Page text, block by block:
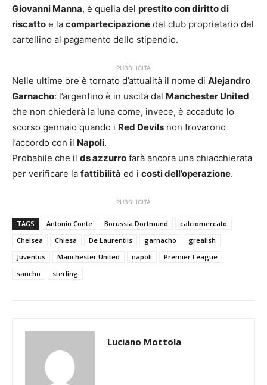
Giovanni Manna, è quella del prestito con diritto di
riscatto e la compartecipazione del club proprietario del
cartellino al pagamento dello stipendio.
PUBBLICITÀ
Nelle ultime ore è tornato d’attualità il nome di Alejandro
Garnacho: l’argentino è in uscita dal Manchester United
che non chiederà la luna come, invece, è accaduto lo
scorso gennaio quando i Red Devils non trovarono
l’accordo con il Napoli.
Probabile che il ds azzurro farà ancora una chiacchierata
per verificare la fattibilità ed i costi dell’operazione.
PUBBLICITÀ
TAGS Antonio Conte Borussia Dortmund
calciomercato
Chelsea
Chiesa De Laurentiis garnacho
grealish
Juventus
Manchester United napoli
Premier League
sancho
sterling
Luciano Mottola